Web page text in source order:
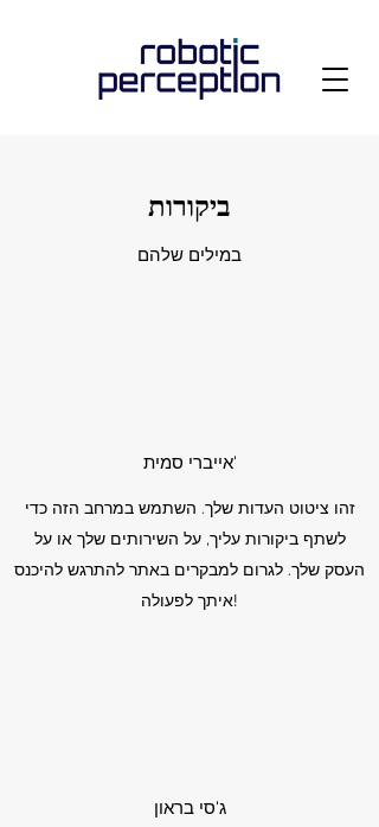
ביקורות
במילים שלהם
אייברי סמית'
זהו ציטוט העדות שלך. השתמש במרחב הזה כדי
לשתף ביקורות עליך, על השירותים שלך או על
העסק שלך. לגרום למבקרים באתר להתרגש להיכנס
איתך לפעולה!
ג'סי בראון